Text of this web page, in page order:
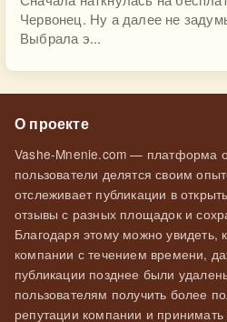
Червонец. Ну а далее не
Выбрала э...
О проекте
Vashe-Mnenie.com — платформа
пользователи делятся своим
отслеживает публикации в
отзывы с разных площадок и
Благодаря этому можно увидеть,
компании с течением времени,
публикации позднее были
пользователям получить более
репутации компании и